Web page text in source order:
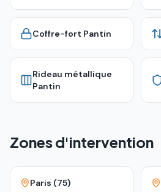
Coffre-fort Pantin
Rideau métallique
Pantin
Zones d'intervention
Paris (75)